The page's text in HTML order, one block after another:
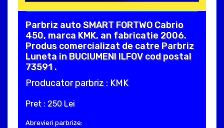
Parbriz auto SMART FORTWO Cabrio
450, marca KMK, an fabricatie 2006.
Produs comercializat de catre Parbriz
Luneta in BUCIUMENI ILFOV cod postal
73591 .
Producator parbriz : KMK
Pret : 250 Lei
Abrevieri parbrize: